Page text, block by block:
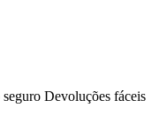
seguro Devoluções fáceis